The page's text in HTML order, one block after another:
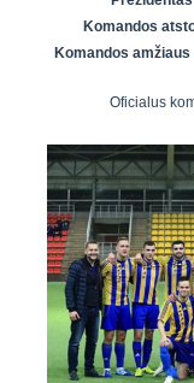
7x7 vasaros
Snaigės taurė
Komandos
Komandos
Oficialus